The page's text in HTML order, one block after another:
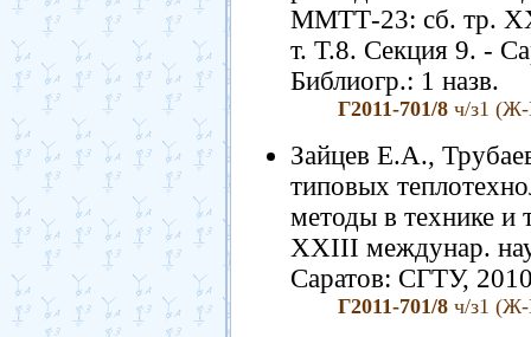
ММТТ-23: сб. тр.
т. Т.8. Секция 9. -
Библиогр.: 1 назв.
Г2011-701/8 ч/з1
Зайцев Е.А.,
типовых
методы в технике
ХХIII междунар.
Саратов: СГТУ,
Г2011-701/8 ч/з1